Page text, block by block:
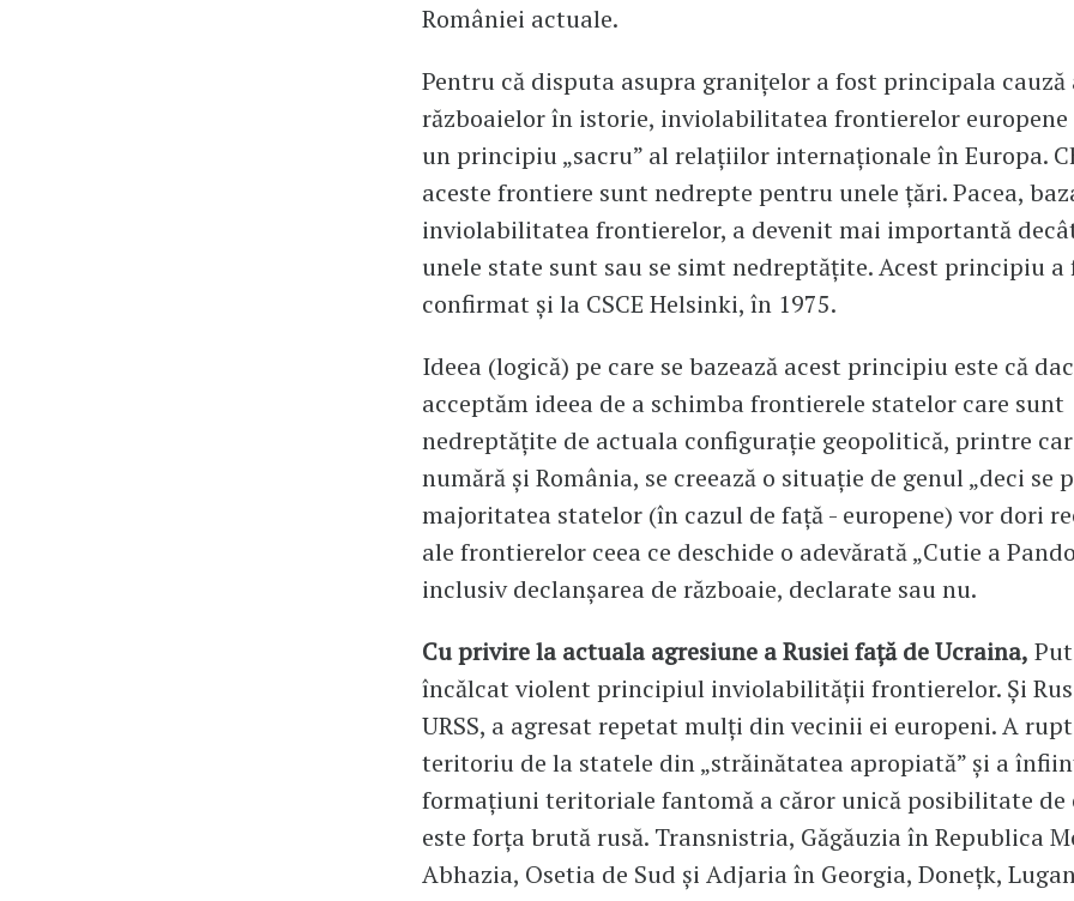
României actuale.
Pentru că disputa asupra granițelor a fost principala cauză
războaielor în istorie, inviolabilitatea frontierelor europene
un principiu „sacru” al relațiilor internaționale în Europa.
aceste frontiere sunt nedrepte pentru unele țări. Pacea,
inviolabilitatea frontierelor, a devenit mai importantă
unele state sunt sau se simt nedreptățite. Acest principiu a
confirmat și la CSCE Helsinki, în 1975.
Ideea (logică) pe care se bazează acest principiu este că
acceptăm ideea de a schimba frontierele statelor care sunt
nedreptățite de actuala configurație geopolitică, printre
numără și România, se creează o situație de genul „deci se
majoritatea statelor (în cazul de față - europene) vor dori
ale frontierelor ceea ce deschide o adevărată „Cutie a
inclusiv declanșarea de războaie, declarate sau nu.
Cu privire la actuala agresiune a Rusiei față de Ucraina,
încălcat violent principiul inviolabilității frontierelor. Și
URSS, a agresat repetat mulți din vecinii ei europeni. A
teritoriu de la statele din „străinătatea apropiată” și a
formațiuni teritoriale fantomă a căror unică posibilitate de
este forța brută rusă. Transnistria, Găgăuzia în Republica
Abhazia, Osetia de Sud și Adjaria în Georgia, Donețk,